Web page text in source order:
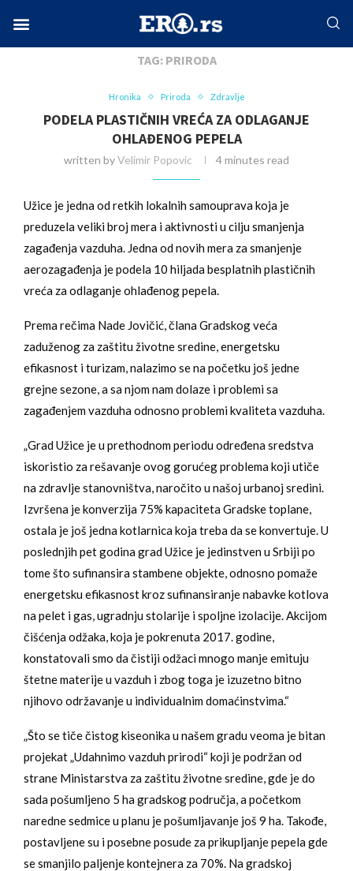
Home Posts tagged with "priroda"
TAG: PRIRODA
Hronika Priroda Zdravlje
PODELA PLASTIČNIH VREĆA ZA ODLAGANJE
OHLAĐENOG PEPELA
written byVelimir Popovic 4 minutes read
Užice je jedna od retkih lokalnih samouprava koja je
preduzela veliki broj mera i aktivnosti u cilju smanjenja
zagađenja vazduha. Jedna od novih mera za smanjenje
aerozagađenja je podela 10 hiljada besplatnih plastičnih
vreća za odlaganje ohlađenog pepela.
Prema rečima Nade Jovičić, člana Gradskog veća
zaduženog za zaštitu životne sredine, energetsku
efikasnost i turizam, nalazimo se na početku još jedne
grejne sezone, a sa njom nam dolaze i problemi sa
zagađenjem vazduha odnosno problemi kvaliteta vazduha.
„Grad Užice je u prethodnom periodu određena sredstva
iskoristio za rešavanje ovog gorućeg problema koji utiče
na zdravlje stanovništva, naročito u našoj urbanoj sredini.
Izvršena je konverzija 75% kapaciteta Gradske toplane,
ostala je još jedna kotlarnica koja treba da se konvertuje. U
poslednjih pet godina grad Užice je jedinstven u Srbiji po
tome što sufinansira stambene objekte, odnosno pomaže
energetsku efikasnost kroz sufinansiranje nabavke kotlova
na pelet i gas, ugradnju stolarije i spoljne izolacije. Akcijom
čišćenja odžaka, koja je pokrenuta 2017. godine,
konstatovali smo da čistiji odžaci mnogo manje emituju
štetne materije u vazduh i zbog toga je izuzetno bitno
njihovo održavanje u individualnim domaćinstvima.“
„Što se tiče čistog kiseonika u našem gradu veoma je bitan
projekat „Udahnimo vazduh prirodi“ koji je podržan od
strane Ministarstva za zaštitu životne sredine, gde je do
sada pošumljeno 5 ha gradskog područja, a početkom
naredne sedmice u planu je pošumljavanje još 9 ha. Takođe,
postavljene su i posebne posude za prikupljanje pepela gde
se smanjilo paljenje kontejnera za 70%. Na gradskoj